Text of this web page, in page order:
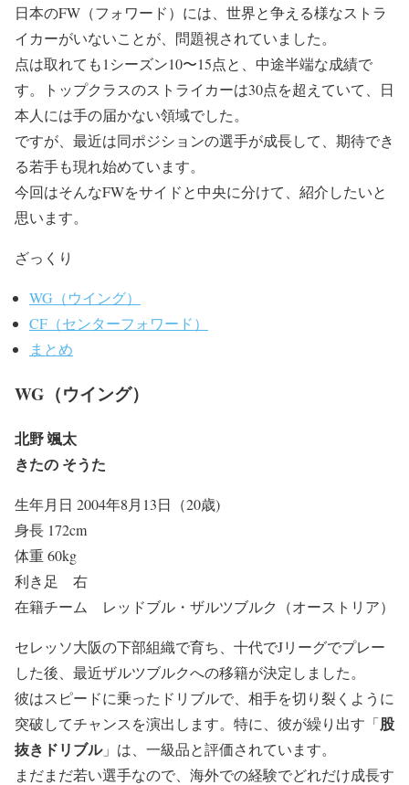
日本のFW（フォワード）には、世界と争える様なストラ
イカーがいないことが、問題視されていました。
点は取れても1シーズン10〜15点と、中途半端な成績で
す。トップクラスのストライカーは30点を超えていて、日
本人には手の届かない領域でした。
ですが、最近は同ポジションの選手が成長して、期待でき
る若手も現れ始めています。
今回はそんなFWをサイドと中央に分けて、紹介したいと
思います。
ざっくり
WG（ウイング）
CF（センターフォワード）
まとめ
WG（ウイング）
北野 颯太
きたの そうた
生年月日 2004年8月13日（20歳)
身長 172cm
体重 60kg
利き足 右
在籍チーム レッドブル・ザルツブルク（オーストリア）
セレッソ大阪の下部組織で育ち、十代でJリーグでプレー
した後、最近ザルツブルクへの移籍が決定しました。
彼はスピードに乗ったドリブルで、相手を切り裂くように
突破してチャンスを演出します。特に、彼が繰り出す「股
抜きドリブル」は、一級品と評価されています。
まだまだ若い選手なので、海外での経験でどれだけ成長す